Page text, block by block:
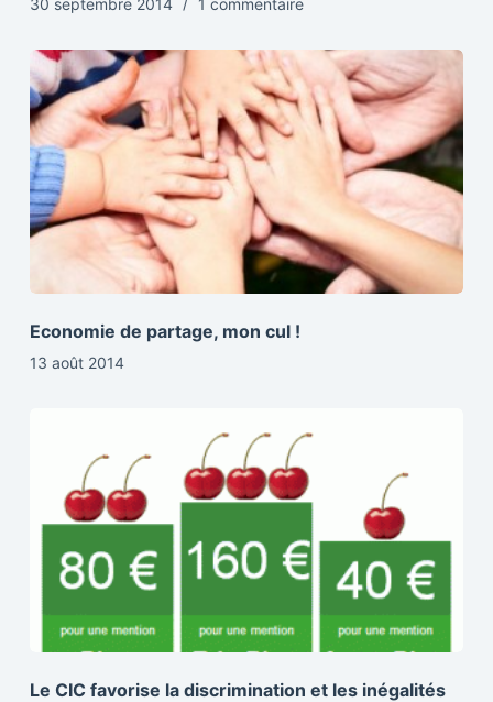
30 septembre 2014 1 commentaire
Economie de partage, mon cul !
13 août 2014
Le CIC favorise la discrimination et les inégalités